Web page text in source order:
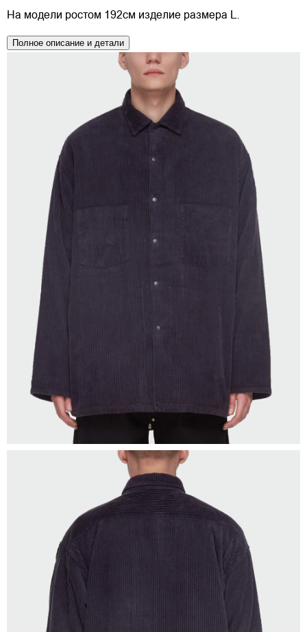
На модели ростом 192см изделие размера L.
Полное описание и детали